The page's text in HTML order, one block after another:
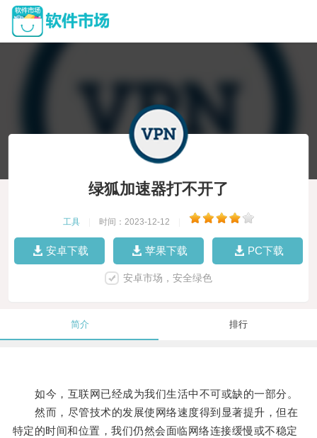
绿狐加速器打不开了
工具 时间：2023-12-12
安卓下载 苹果下载 PC下载
安卓市场，安全绿色
简介 排行
如今，互联网已经成为我们生活中不可或缺的一部分。
然而，尽管技术的发展使网络速度得到显著提升，但在
特定的时间和位置，我们仍然会面临网络连接缓慢或不稳定